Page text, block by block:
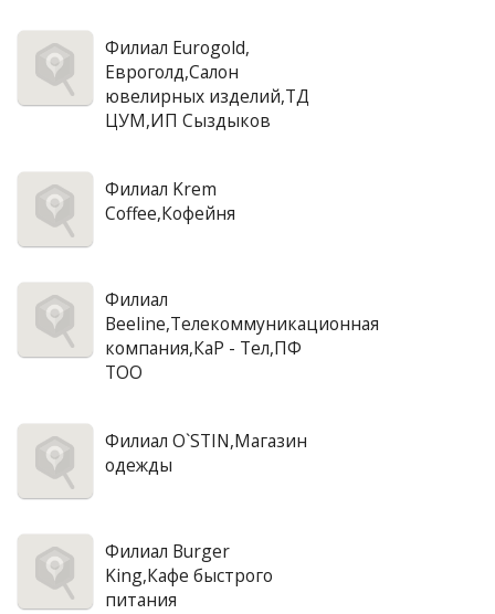
Филиал Eurogold,
Евроголд,Салон
ювелирных изделий,ТД
ЦУМ,ИП Сыздыков
Филиал Krem
Coffee,Кофейня
Филиал
Beeline,Телекоммуникационная
компания,КаР - Тел,ПФ
ТОО
Филиал O`STIN,Магазин
одежды
Филиал Burger
King,Кафе быстрого
питания